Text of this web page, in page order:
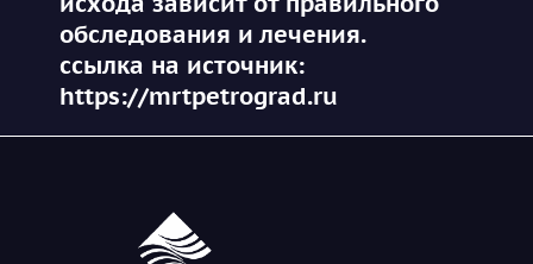
обследования и лечения.
ссылка на источник:
https://mrtpetrograd.ru